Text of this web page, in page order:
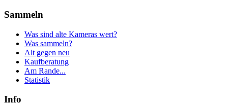
Sammeln
Was sind alte Kameras wert?
Was sammeln?
Alt gegen neu
Kaufberatung
Am Rande...
Statistik
Info